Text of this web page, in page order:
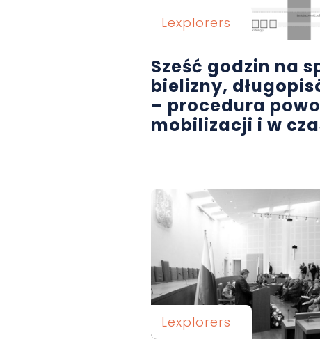
Lexplorers
Sześć godzin na
bielizny,
– procedura
mobilizacji i w
Lexplorers